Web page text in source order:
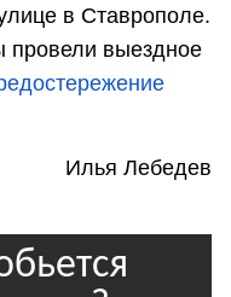
в Ставрополе.
провели выездное
Илья Лебедев